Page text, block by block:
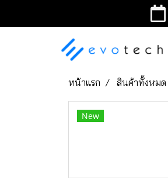
หน้าแรก สินค้าทั้งหมด
New